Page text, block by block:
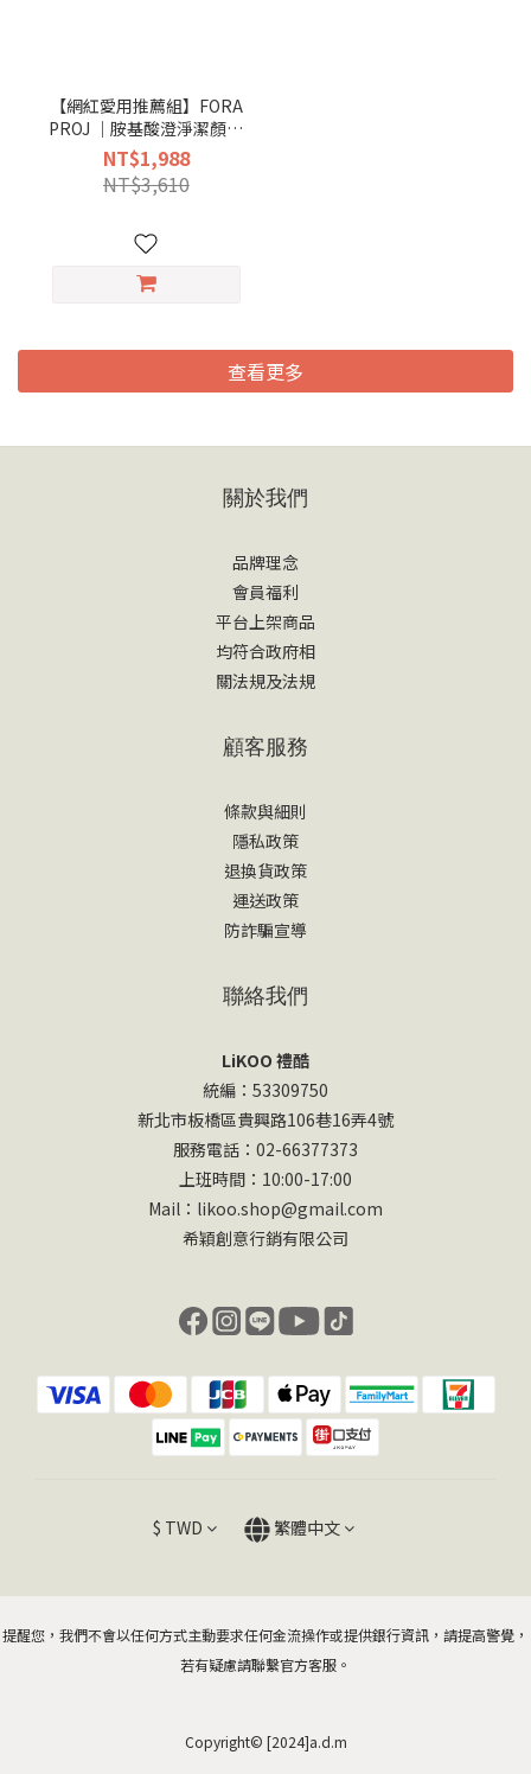
【網紅愛用推薦組】FORA
PROJ ｜胺基酸澄淨潔顏慕
斯155ml + 丰潤撫紋精華
液30ml + 海葡萄保濕安敏
生物纖維面膜3片/盒
NT$1,988
NT$3,610
查看更多
關於我們
品牌理念
會員福利
平台上架商品
均符合政府相
關法規及法規
顧客服務
條款與細則
隱私政策
退換貨政策
運送政策
防詐騙宣導
聯絡我們
LiKOO 禮酷
統編：53309750
新北市板橋區貴興路106巷16弄4號
服務電話：02-66377373
上班時間：10:00-17:00
Mail：likoo.shop@gmail.com
希穎創意行銷有限公司
$ TWD 繁體中文
提醒您，我們不會以任何方式主動要求任何金流操作或提供銀行資訊，請提高警覺，
若有疑慮請聯繫官方客服。
Copyright© [2024]a.d.m